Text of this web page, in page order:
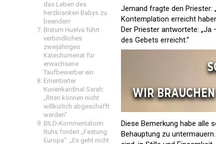
das Leben des
herzkranken Babys zu
beenden!
Bistum Huelva führt
verbindliches
zweijähriges
Katechumenat für
erwachsene
Taufbewerber ein
Emeritierter
Kurienkardinal Sarah:
„Riten können nicht
willkürlich abgeschafft
werden“
BILD-Kommentatorin
Ruhs fordert „Festung
Europa“: „Es geht nicht
Jemand fragte den Priester:
Kontemplation erreicht
Der Priester antwortete: „Ja
des Gebets erreicht.“
Diese Bemerkung habe alle
Behauptung zu